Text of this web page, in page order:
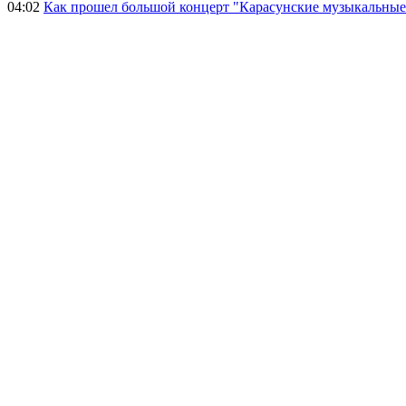
04:02 Как прошел большой концерт "Карасунские